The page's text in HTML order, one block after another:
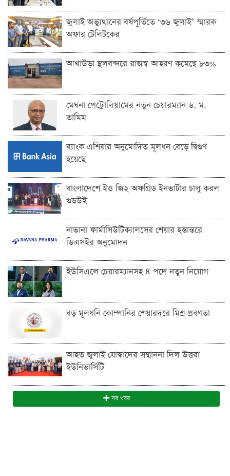
জুলাই অভ্যুত্থানের বর্ষপূর্তিতে ‘৩৬ জুলাই’ স্মারক
অফার টেলিটকের
আখাউড়া স্থলবন্দরে রাজস্ব আহরণ কমেছে ৮৩%
মেঘনা পেট্রোলিয়ামের নতুন চেয়ারম্যান ড. ম.
তামিম
ব্যাংক এশিয়ার অনুমোদিত মূলধন বেড়ে দ্বিগুণ
হয়েছে
বাংলাদেশে ইও জি২ অফগ্রিড ইনভার্টার চালু করল
গুডউই
নাভানা ফার্মাসিউটিক্যালসের শেয়ার হস্তান্তরে
ডিএসইর অনুমোদন
ইউসিএলে চেয়ারম্যানসহ ৪ পদে নতুন নিয়োগ
বড় মূলধনি কোম্পানির শেয়ারদরে মিশ্র প্রবণতা
আহত জুলাই যোদ্ধাদের সম্মাননা দিল উত্তরা
ইউনিভার্সিটি
সব খবর